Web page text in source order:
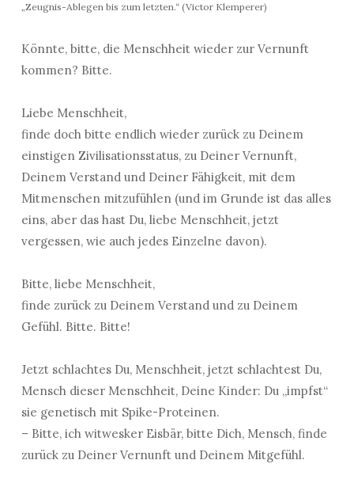
„Zeugnis-Ablegen bis zum letzten.“ (Victor Klemperer)
Könnte, bitte, die Menschheit wieder zur Vernunft
kommen? Bitte.
Liebe Menschheit,
finde doch bitte endlich wieder zurück zu Deinem
einstigen Zivilisationsstatus, zu Deiner Vernunft,
Deinem Verstand und Deiner Fähigkeit, mit dem
Mitmenschen mitzufühlen (und im Grunde ist das alles
eins, aber das hast Du, liebe Menschheit, jetzt
vergessen, wie auch jedes Einzelne davon).
Bitte, liebe Menschheit,
finde zurück zu Deinem Verstand und zu Deinem
Gefühl. Bitte. Bitte!
Jetzt schlachtes Du, Menschheit, jetzt schlachtest Du,
Mensch dieser Menschheit, Deine Kinder: Du „impfst“
sie genetisch mit Spike-Proteinen.
– Bitte, ich witwesker Eisbär, bitte Dich, Mensch, finde
zurück zu Deiner Vernunft und Deinem Mitgefühl.